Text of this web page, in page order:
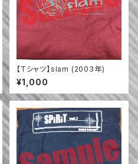
【Tシャツ】slam (2003年)
¥1,000